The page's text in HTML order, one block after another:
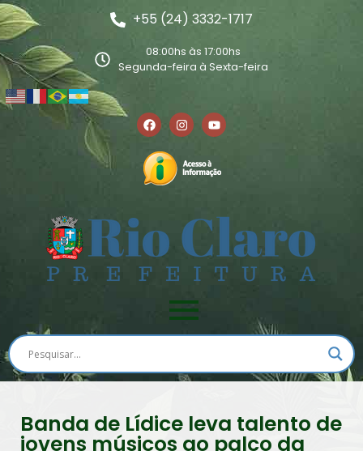
+55 (24) 3332-1717
08:00hs às 17:00hs
Segunda-feira à Sexta-feira
Banda de Lídice leva talento de
jovens músicos ao palco da